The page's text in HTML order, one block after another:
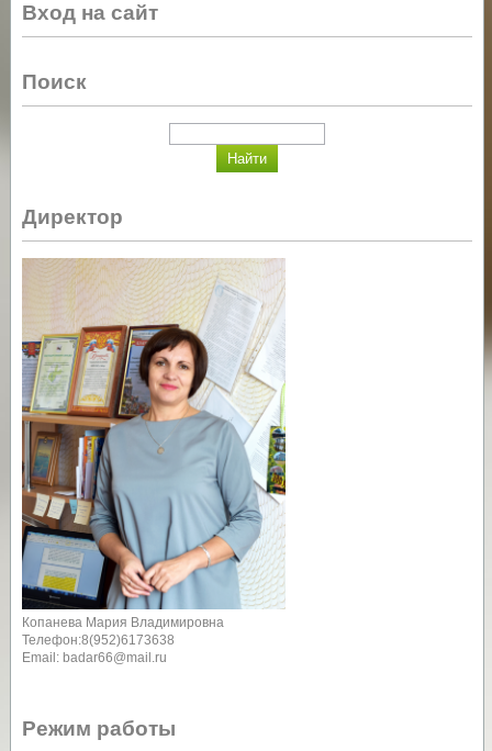
Вход на сайт
Поиск
Директор
Копанева Мария Владимировна
Телефон:8(952)6173638
Email: badar66@mail.ru
Режим работы